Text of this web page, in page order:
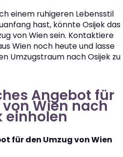
einem ruhigeren Lebensstil
hast, könnte Osijek das
von Wien sein. Kontaktiere
Wien noch heute und lasse
Umzugstraum nach Osijek zu
Angebot für
Wien nach
einholen
für den Umzug von Wien